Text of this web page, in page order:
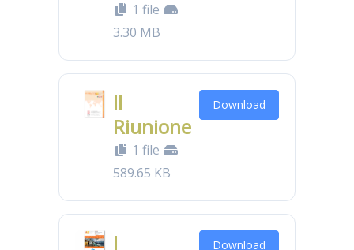
1 file
3.30 MB
II
Riunione
1 file
589.65 KB
Download
I
Download